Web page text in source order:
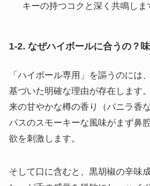
キーの持つコクと深く共鳴しま
1-2. なぜハイボールに合うの？
「ハイボール専用」を謳うのには
基づいた明確な理由が存在します
来の甘やかな樽の香り（バニラ香
パスのスモーキーな風味がまず鼻
欲を刺激します。
そして口に含むと、黒胡椒の辛味